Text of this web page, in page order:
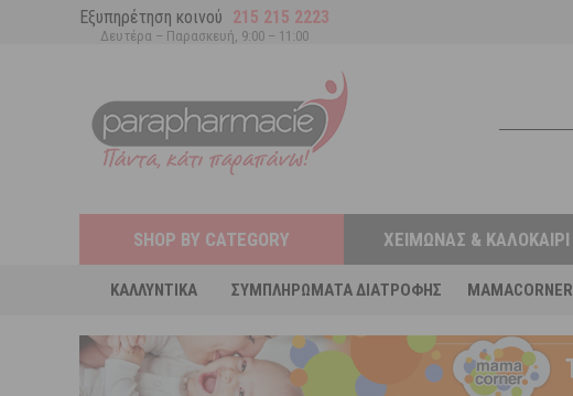
Εξυπηρέτηση κοινού 215 215 2223
Δευτέρα – Παρασκευή, 9:00 – 11:00
SHOP BY CATEGORY
ΚΑΛΛΥΝΤΙΚΆ ΣΥΜΠΛΗΡΏΜΑΤΑ ΔΙΑΤΡΟΦΉΣ MAMACORNER
ΧΕΙΜΏΝΑΣ & ΚΑΛΟΚΑΊΡΙ